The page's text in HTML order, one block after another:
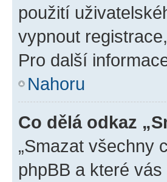
použití
vypnout
Pro další
Nahoru
Co dělá odkaz
„Smazat všechny
phpBB a které